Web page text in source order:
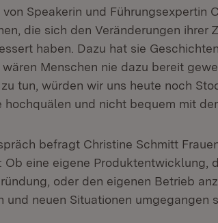
von Speakerin und Führungsexpertin
die sich den Veränderungen
haben. Dazu hat sie
Menschen nie dazu bereit
tun, würden wir uns heute noch
hochquälen und nicht bequem mit
befragt Christine Schmitt
Ob eine eigene Produktentwicklung,
oder den eigenen Betrieb
und neuen Situationen umgegangen